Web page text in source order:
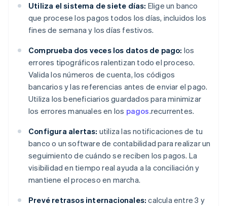
Utiliza el sistema de siete días: Elige un banco
que procese los pagos todos los días, incluidos los
fines de semana y los días festivos.
Comprueba dos veces los datos de pago: los
errores tipográficos ralentizan todo el proceso.
Valida los números de cuenta, los códigos
bancarios y las referencias antes de enviar el pago.
Utiliza los beneficiarios guardados para minimizar
los errores manuales en los pagos.recurrentes.
Configura alertas: utiliza las notificaciones de tu
banco o un software de contabilidad para realizar un
seguimiento de cuándo se reciben los pagos. La
visibilidad en tiempo real ayuda a la conciliación y
mantiene el proceso en marcha.
Prevé retrasos internacionales: calcula entre 3 y